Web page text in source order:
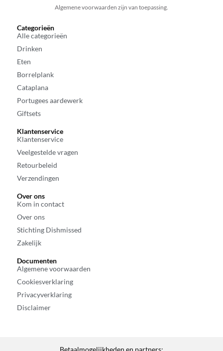
Algemene voorwaarden zijn van toepassing.
Categorieën
Alle categorieën
Drinken
Eten
Borrelplank
Cataplana
Portugees aardewerk
Giftsets
Klantenservice
Klantenservice
Veelgestelde vragen
Retourbeleid
Verzendingen
Over ons
Kom in contact
Over ons
Stichting Dishmissed
Zakelijk
Documenten
Algemene voorwaarden
Cookiesverklaring
Privacyverklaring
Disclaimer
Betaalmogelijkheden en partners: